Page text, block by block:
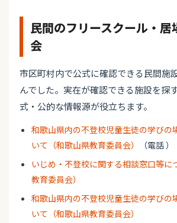
民間のフリースクール・居
会
市区町村内で公式に確認できる民間施
んでした。実在が確認できる施設を探
式・公的な情報源が役立ちます。
和歌山県内の不登校児童生徒の学びの
いて（和歌山県教育委員会）
（電話 ）
いじめ・不登校に関する相談窓口等に
教育委員会）
和歌山県内の不登校児童生徒の学びの
いて（和歌山県教育委員会）